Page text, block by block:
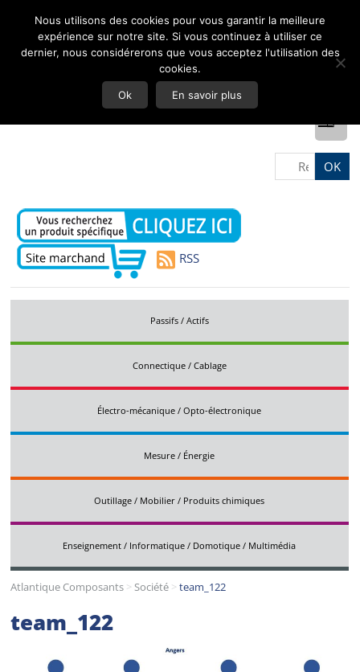
RSS
Passifs / Actifs
Connectique / Cablage
Électro-mécanique / Opto-électronique
Mesure / Énergie
Outillage / Mobilier / Produits chimiques
Enseignement / Informatique / Domotique / Multimédia
Atlantique Composants >Société >team_122
team_122
Nous utilisons des cookies pour vous garantir la meilleure
expérience sur notre site. Si vous continuez à utiliser ce
dernier, nous considérerons que vous acceptez l'utilisation des
cookies.
Ok En savoir plus